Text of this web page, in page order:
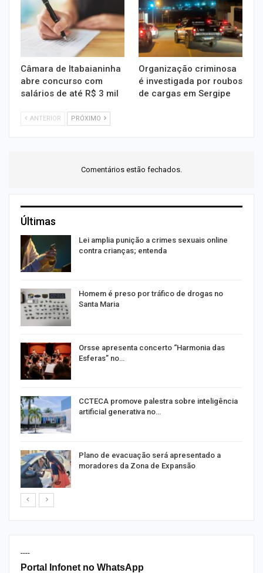
Câmara de Itabaianinha
abre concurso com
salários de até R$ 3 mil
Organização criminosa
é investigada por roubos
de cargas em Sergipe
ANTERIOR PRÓXIMO
Comentários estão fechados.
Últimas
Lei amplia punição a crimes sexuais online
contra crianças; entenda
Homem é preso por tráfico de drogas no
Santa Maria
Orsse apresenta concerto “Harmonia das
Esferas” no…
CCTECA promove palestra sobre inteligência
artificial generativa no…
Plano de evacuação será apresentado a
moradores da Zona de Expansão
----
Portal Infonet no WhatsApp